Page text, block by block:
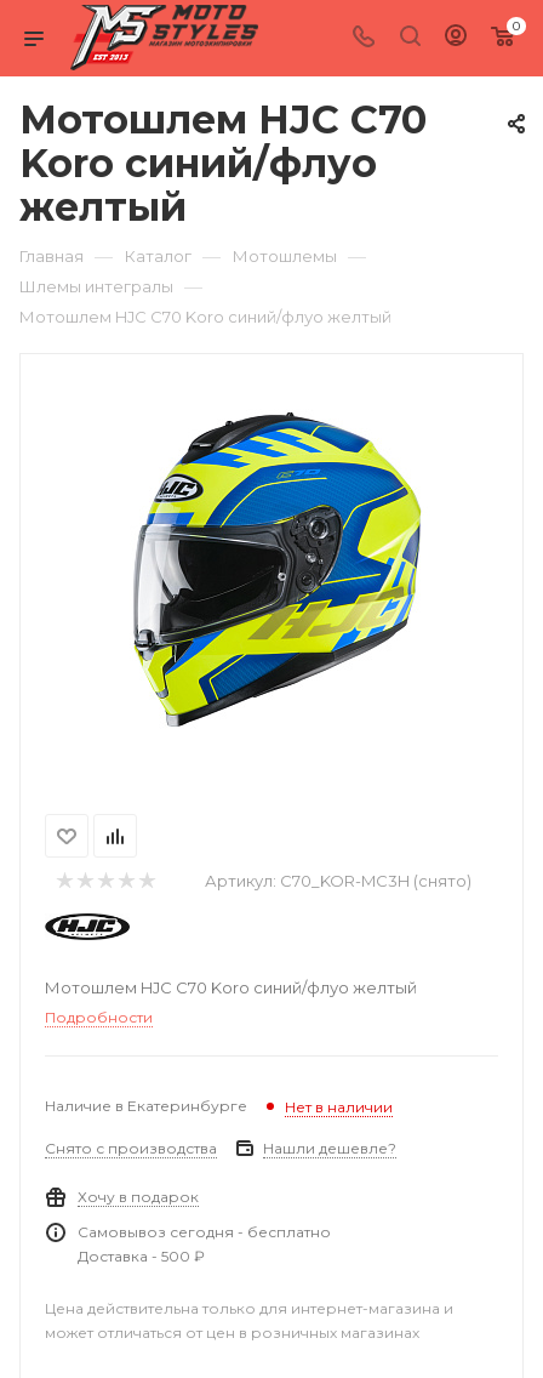
0
Мотошлем HJC C70
Koro синий/флуо
желтый
Главная — Каталог — Мотошлемы —
Шлемы интегралы —
Мотошлем HJC C70 Koro синий/флуо желтый
Артикул: C70_KOR-MC3H (снято)
Мотошлем HJC C70 Koro синий/флуо желтый
Подробности
Наличие в Екатеринбурге Нет в наличии
Снято с производства Нашли дешевле?
Хочу в подарок
Самовывоз сегодня - бесплатно
Доставка - 500 ₽
Цена действительна только для интернет-магазина и
может отличаться от цен в розничных магазинах